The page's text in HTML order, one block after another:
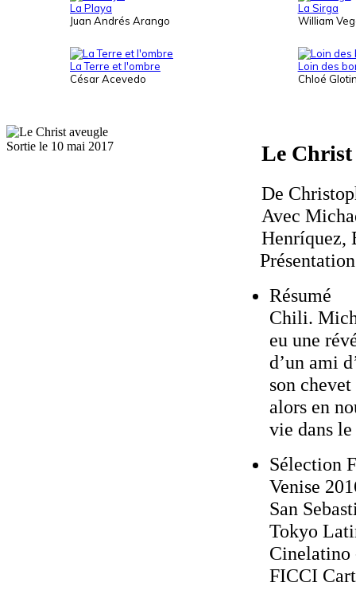
La Playa
Juan Andrés Arango
La Sirga
William
La Terre et l'ombre
César Acevedo
Loin des
Chloé
Sortie le 10 mai 2017 Le Christ
De
Avec
Henríquez,
Résumé
Chili.
eu une
d’un ami
son
alors en
vie dans le
Sélection
Venise
San
Tokyo
Cinelatino
FICCI